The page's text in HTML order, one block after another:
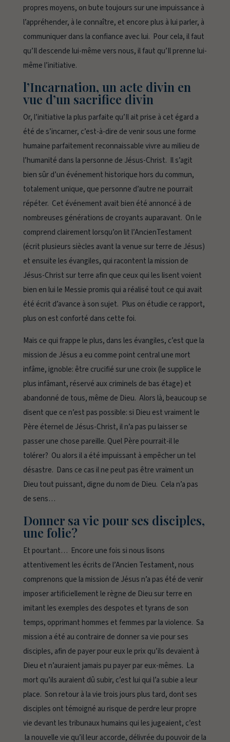
propres moyens, on bute toujours sur une impuissance à
l’appréhender, à le connaître, et encore plus à lui parler, à
communiquer dans la confiance avec lui. Pour cela, il faut
qu’Il descende lui-même vers nous, il faut qu’Il prenne lui-
même l’initiative.
l’Incarnation, un acte divin en
vue d’un sacrifice divin
Or, l’initiative la plus parfaite qu’Il ait prise à cet égard a
été de s’incarner, c’est-à-dire de venir sous une forme
humaine parfaitement reconnaissable vivre au milieu de
l’humanité dans la personne de Jésus-Christ. Il s’agit
bien sûr d’un événement historique hors du commun,
totalement unique, que personne d’autre ne pourrait
répéter. Cet événement avait bien été annoncé à de
nombreuses générations de croyants auparavant. On le
comprend clairement lorsqu’on lit l’AncienTestament
(écrit plusieurs siècles avant la venue sur terre de Jésus)
et ensuite les évangiles, qui racontent la mission de
Jésus-Christ sur terre afin que ceux qui les lisent voient
bien en lui le Messie promis qui a réalisé tout ce qui avait
été écrit d’avance à son sujet. Plus on étudie ce rapport,
plus on est conforté dans cette foi.
Mais ce qui frappe le plus, dans les évangiles, c’est que la
mission de Jésus a eu comme point central une mort
infâme, ignoble: être crucifié sur une croix (le supplice le
plus infâmant, réservé aux criminels de bas étage) et
abandonné de tous, même de Dieu. Alors là, beaucoup se
disent que ce n’est pas possible: si Dieu est vraiment le
Père éternel de Jésus-Christ, il n’a pas pu laisser se
passer une chose pareille. Quel Père pourrait-il le
tolérer? Ou alors il a été impuissant à empêcher un tel
désastre. Dans ce cas il ne peut pas être vraiment un
Dieu tout puissant, digne du nom de Dieu. Cela n’a pas
de sens…
Donner sa vie pour ses disciples,
une folie?
Et pourtant… Encore une fois si nous lisons
attentivement les écrits de l’Ancien Testament, nous
comprenons que la mission de Jésus n’a pas été de venir
imposer artificiellement le règne de Dieu sur terre en
imitant les exemples des despotes et tyrans de son
temps, opprimant hommes et femmes par la violence. Sa
mission a été au contraire de donner sa vie pour ses
disciples, afin de payer pour eux le prix qu’ils devaient à
Dieu et n’auraient jamais pu payer par eux-mêmes. La
mort qu’ils auraient dû subir, c’est lui qui l’a subie a leur
place. Son retour à la vie trois jours plus tard, dont ses
disciples ont témoigné au risque de perdre leur propre
vie devant les tribunaux humains qui les jugeaient, c’est
la nouvelle vie qu’il leur accorde, délivrée du pouvoir de la